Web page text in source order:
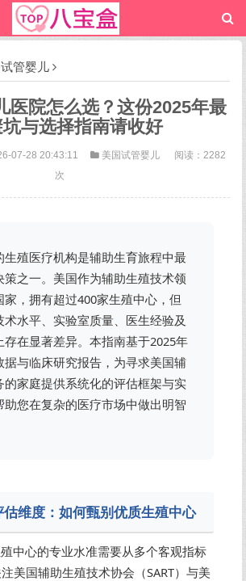
管婴儿
医院怎么选？这份2025年最
与选择指南请收好
07-28 20:43:11 美国试管婴儿
阅读：2282
次
生殖医疗机构是辅助生育旅程中最
策之一。美国作为辅助生殖技术领
家，拥有超过400家生殖中心，但
术水平、实验室质量、医生经验及
存在显著差异。本指南基于2025年
据与临床研究报告，为寻求美国辅
的家庭提供系统化的评估框架与实
助您在复杂的医疗市场中做出明智
维度：如何甄别优质生殖中心
中心的专业水准需要从多个客观指标
美国辅助生殖技术协会（SART）与美